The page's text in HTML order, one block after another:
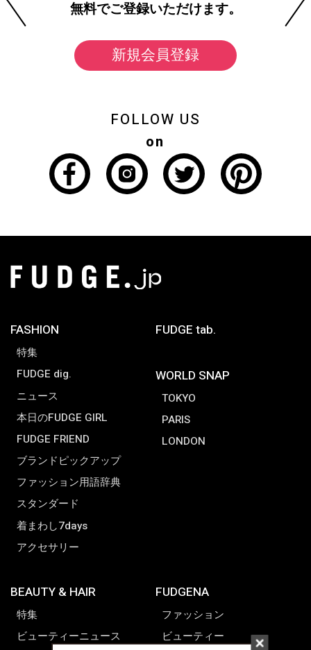
無料でご登録いただけます。
新規会員登録
FOLLOW US
on
FASHION
特集
FUDGE dig.
ニュース
本日のFUDGE GIRL
FUDGE FRIEND
ブランドピックアップ
ファッション用語辞典
スタンダード
着まわし7days
アクセサリー
FUDGE tab.
WORLD SNAP
TOKYO
PARIS
LONDON
BEAUTY & HAIR
特集
ビューティーニュース
FUDGENA
ファッション
ビューティー